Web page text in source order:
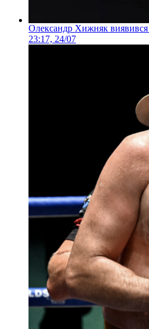
Олександр Хижняк
23:17, 24/07